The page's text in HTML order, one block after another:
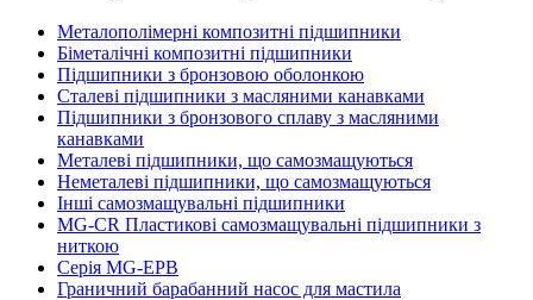
Металополімерні композитні підшипники
Біметалічні композитні підшипники
Підшипники з бронзовою оболонкою
Сталеві підшипники з масляними канавками
Підшипники з бронзового сплаву з масляними
канавками
Металеві підшипники, що самозмащуються
Неметалеві підшипники, що самозмащуються
Інші самозмащувальні підшипники
MG-CR Пластикові самозмащувальні підшипники з
ниткою
Серія MG-EPB
Граничний барабанний насос для мастила